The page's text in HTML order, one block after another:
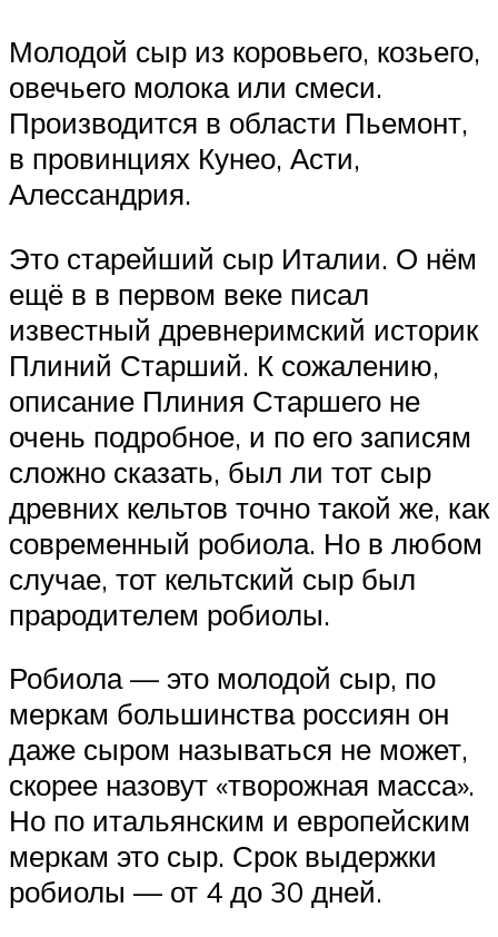
Молодой сыр из коровьего, козьего,
овечьего молока или смеси.
Производится в области Пьемонт,
в провинциях Кунео, Асти,
Алессандрия.
Это старейший сыр Италии. О нём
ещё в в первом веке писал
известный древнеримский историк
Плиний Старший. К сожалению,
описание Плиния Старшего не
очень подробное, и по его записям
сложно сказать, был ли тот сыр
древних кельтов точно такой же, как
современный робиола. Но в любом
случае, тот кельтский сыр был
прародителем робиолы.
Робиола — это молодой сыр, по
меркам большинства россиян он
даже сыром называться не может,
скорее назовут «творожная масса».
Но по итальянским и европейским
меркам это сыр. Срок выдержки
робиолы — от 4 до 30 дней.